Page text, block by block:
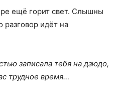
ещё горит свет. Слышны
разговор идёт на
записала тебя на дзюдо,
трудное время…